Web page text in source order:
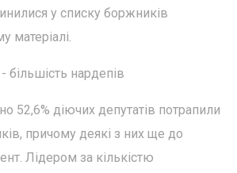
у списку боржників
матеріалі.
нардепів
52,6% діючих депутатів потрапили
причому деякі з них ще до
Лідером за кількістю